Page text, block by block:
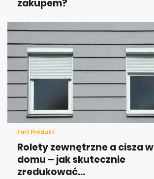
zakupem?
Fart Produkt
Rolety zewnętrzne a cisza w
domu – jak skutecznie
zredukować...